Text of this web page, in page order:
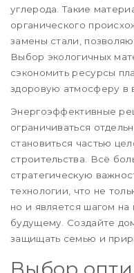
углерода. Такие
органического
замены стали,
Выбор экологичных
сэкономить ресурсы
здоровую атмосферу в
Энергоэффективные
ограничиваться
становиться частью
строительства. Всё
стратегическую
технологии, что не
но и является шагом на
будущему. Создайте
защищать семью и